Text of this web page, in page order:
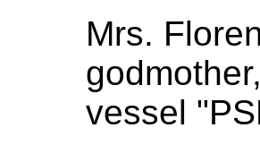
Mrs.
vessel